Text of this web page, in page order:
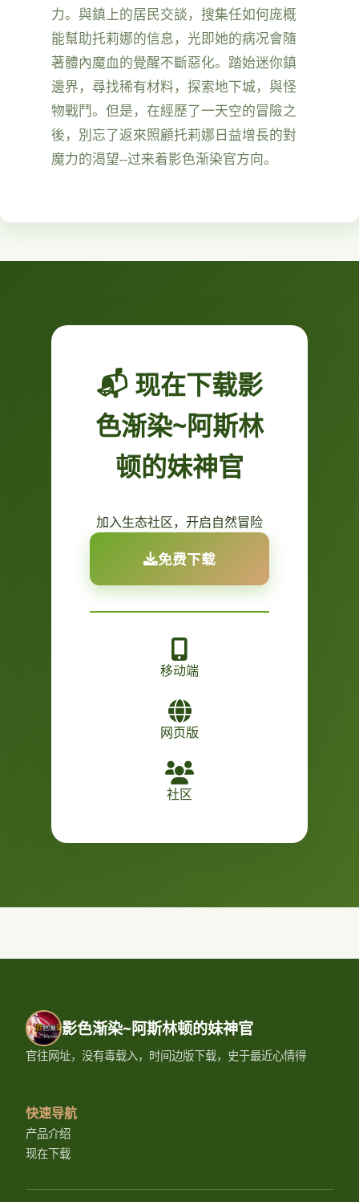
力。與鎮上的居民交談，搜集任如何庞概
能幫助托莉娜的信息，光即她的病况會隨
著體內魔血的覺醒不斷惡化。踏始迷你鎮
邊界，尋找稀有材料，探索地下城，與怪
物戰鬥。但是，在經歷了一天空的冒險之
後，別忘了返來照顧托莉娜日益增長的對
魔力的渴望--过来着影色渐染官方向。
📬 现在下载影
色渐染~阿斯林
顿的妹神官
加入生态社区，开启自然冒险
免费下载
移动端
网页版
社区
影色渐染~阿斯林顿的妹神官
官往网址，没有毒载入，时间边版下载，史于最近心情得
快速导航
产品介绍
现在下载